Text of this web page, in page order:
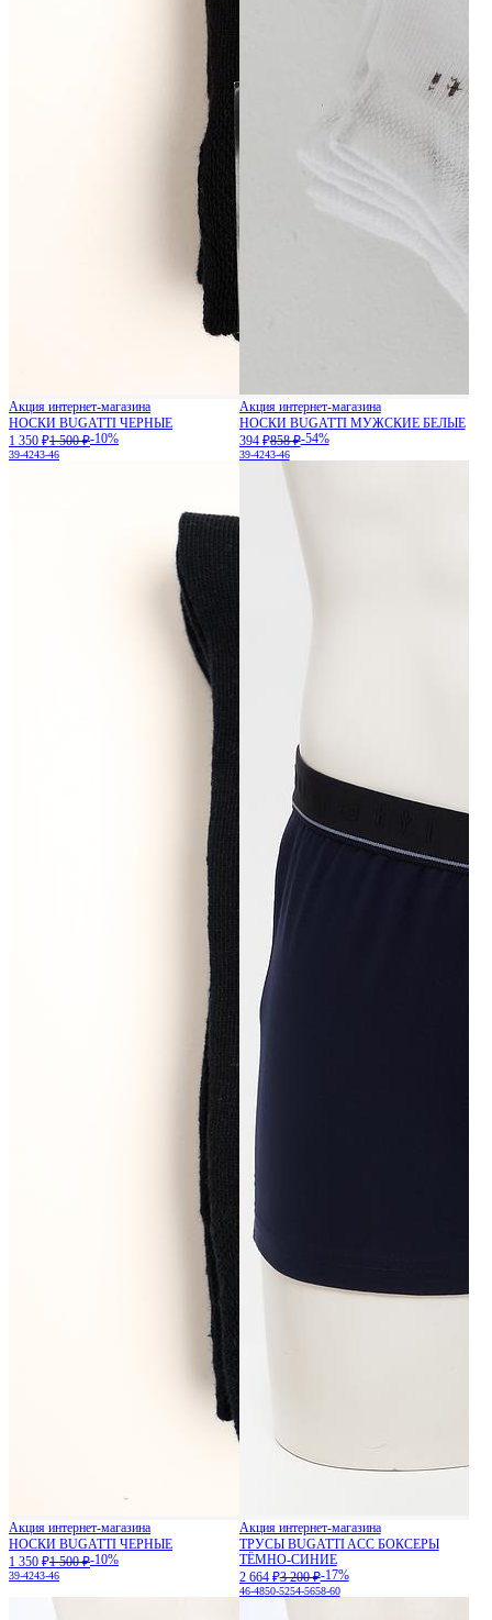
Акция интернет-магазина
НОСКИ BUGATTI ЧЕРНЫЕ
1 350 ₽1 500 ₽-10%
39-4243-46
Акция интернет-магазина
НОСКИ BUGATTI МУЖСКИЕ БЕЛЫЕ
394 ₽858 ₽-54%
39-4243-46
Акция интернет-магазина
НОСКИ BUGATTI ЧЕРНЫЕ
1 350 ₽1 500 ₽-10%
39-4243-46
Акция интернет-магазина
ТРУСЫ BUGATTI ACC БОКСЕРЫ
ТЁМНО-СИНИЕ
2 664 ₽3 200 ₽-17%
46-4850-5254-5658-60